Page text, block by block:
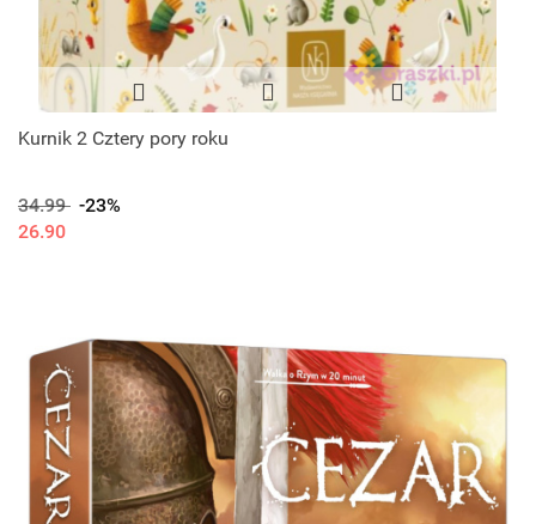
Kurnik 2 Cztery pory roku
34.99 -23%
26.90